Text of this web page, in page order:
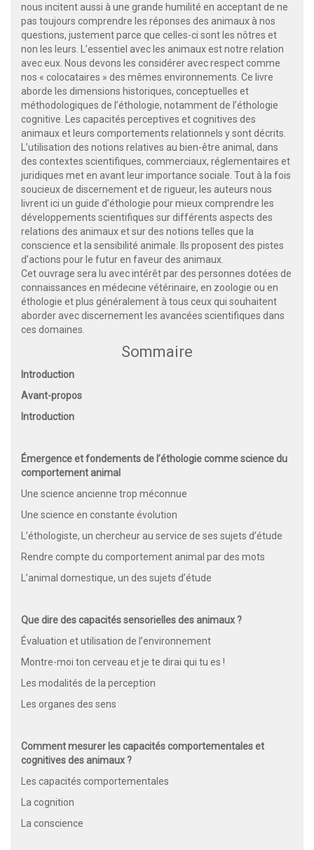
nous incitent aussi à une grande humilité en acceptant de ne
pas toujours comprendre les réponses des animaux à nos
questions, justement parce que celles-ci sont les nôtres et
non les leurs. L’essentiel avec les animaux est notre relation
avec eux. Nous devons les considérer avec respect comme
nos « colocataires » des mêmes environnements. Ce livre
aborde les dimensions historiques, conceptuelles et
méthodologiques de l’éthologie, notamment de l’éthologie
cognitive. Les capacités perceptives et cognitives des
animaux et leurs comportements relationnels y sont décrits.
L’utilisation des notions relatives au bien-être animal, dans
des contextes scientifiques, commerciaux, réglementaires et
juridiques met en avant leur importance sociale. Tout à la fois
soucieux de discernement et de rigueur, les auteurs nous
livrent ici un guide d’éthologie pour mieux comprendre les
développements scientifiques sur différents aspects des
relations des animaux et sur des notions telles que la
conscience et la sensibilité animale. Ils proposent des pistes
d’actions pour le futur en faveur des animaux.
Cet ouvrage sera lu avec intérêt par des personnes dotées de
connaissances en médecine vétérinaire, en zoologie ou en
éthologie et plus généralement à tous ceux qui souhaitent
aborder avec discernement les avancées scientifiques dans
ces domaines.
Sommaire
Introduction
Avant-propos
Introduction
Émergence et fondements de l’éthologie comme science du
comportement animal
Une science ancienne trop méconnue
Une science en constante évolution
L’éthologiste, un chercheur au service de ses sujets d’étude
Rendre compte du comportement animal par des mots
L’animal domestique, un des sujets d’étude
Que dire des capacités sensorielles des animaux ?
Évaluation et utilisation de l’environnement
Montre-moi ton cerveau et je te dirai qui tu es !
Les modalités de la perception
Les organes des sens
Comment mesurer les capacités comportementales et
cognitives des animaux ?
Les capacités comportementales
La cognition
La conscience